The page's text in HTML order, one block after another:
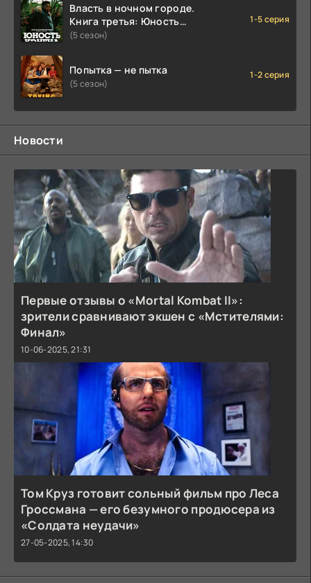
Власть в ночном городе.
Книга третья: Юность
Кэнена
(5 сезон)
1-5 серия
Попытка — не пытка
(5 сезон)
1-2 серия
Новости
Первые отзывы о «Mortal Kombat II»:
зрители сравнивают экшен с «Мстителями:
Финал»
10-06-2025, 21:31
Том Круз готовит сольный фильм про Леса
Гроссмана — его безумного продюсера из
«Солдата неудачи»
27-05-2025, 14:30